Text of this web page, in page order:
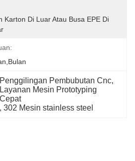
Karton Di Luar Atau Busa EPE Di
Penggilingan Pembubutan Cnc,
Layanan Mesin Prototyping
Cepat
, 302 Mesin stainless steel